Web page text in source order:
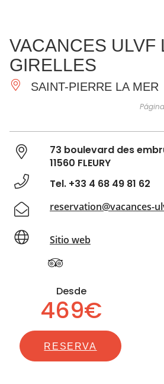
IMPRESCINDIBLES
HACER
VACANCES ULVF
GIRELLES
SAINT-PIERRE LA MER
73 boulevard des
11560 FLEURY
Tel. +33 4 68 49 81 62
reservation@vacances-
Sitio web
Desde
469€
RESERVA